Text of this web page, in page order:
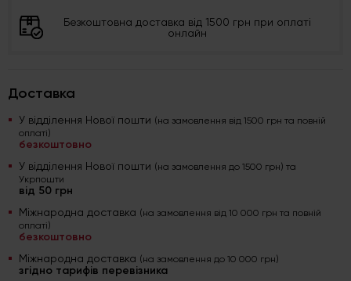
Безкоштовна доставка від 1500 грн при оплаті
онлайн
Доставка
У відділення Нової пошти (на замовлення від 1500 грн та повній
оплаті)
безкоштовно
У відділення Нової пошти (на замовлення до 1500 грн) та
Укрпошти
від 50 грн
Міжнародна доставка (на замовлення від 10 000 грн та повній
оплаті)
безкоштовно
Міжнародна доставка (на замовлення до 10 000 грн)
згідно тарифів перевізника